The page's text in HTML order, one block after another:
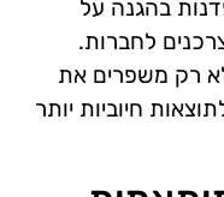
בהגנה על
לחברות.
רק משפרים את
חיוביות יותר